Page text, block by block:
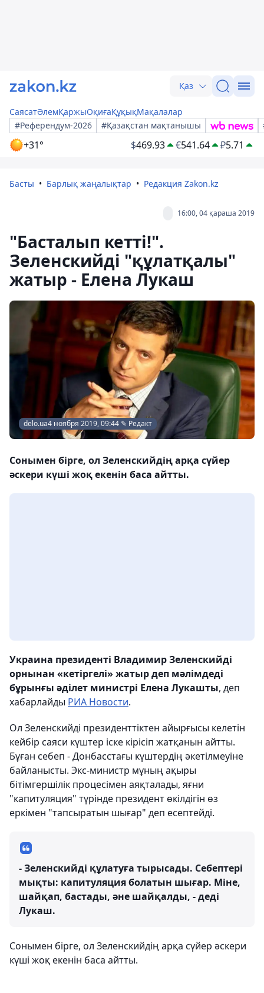
Қаз
СаясатӘлемҚаржыОқиғаҚұқықМақалалар
#Референдум-2026
#Қазақстан мақтанышы
+31° $469.93 €541.64 ₽5.71
Басты Барлық жаңалықтар Редакция Zakon.kz
16:00, 04 қараша 2019
"Басталып кетті!".
Зеленскийді "құлатқалы"
жатыр - Елена Лукаш
delo.ua4 ноября 2019, 09:44 ✎ Редакт
Сонымен бірге, ол Зеленскийдің арқа сүйер
әскери күші жоқ екенін баса айтты.
Украина президенті Владимир Зеленскийді
орнынан «кетіргелі» жатыр деп мәлімдеді
бұрынғы әділет министрі Елена Лукашты, деп
хабарлайды РИА Новости.
Ол Зеленскийді президенттіктен айырғысы келетін
кейбір саяси күштер іске кірісіп жатқанын айтты.
Бұған себеп - Донбасстағы күштердің әкетілмеуіне
байланысты. Экс-министр мұның ақыры
бітімгершілік процесімен аяқталады, яғни
"капитуляция" түрінде президент өкілдігін өз
еркімен "тапсыратын шығар" деп есептейді.
- Зеленскийді құлатуға тырысады. Себептері
мықты: капитуляция болатын шығар. Міне,
шайқап, бастады, әне шайқалды, - деді
Лукаш.
Сонымен бірге, ол Зеленскийдің арқа сүйер әскери
күші жоқ екенін баса айтты.